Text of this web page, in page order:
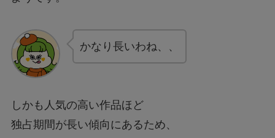
かなり長いわね、、
しかも人気の高い作品ほど
独占期間が長い傾向にあるため、